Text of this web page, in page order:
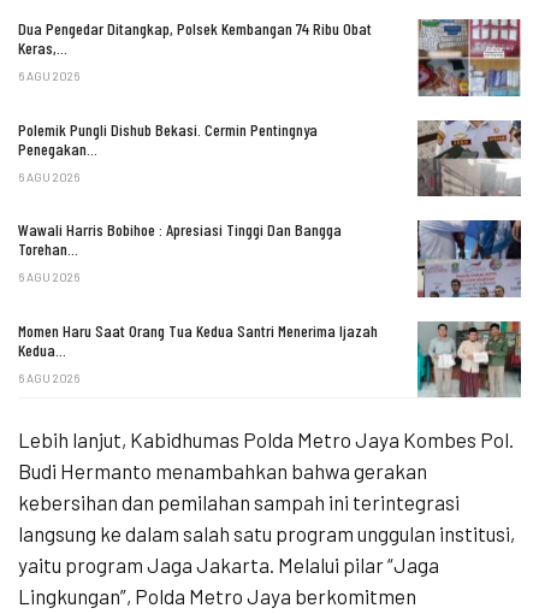
Dua Pengedar Ditangkap, Polsek Kembangan 74 Ribu Obat
Keras,…
6 AGU 2026
Polemik Pungli Dishub Bekasi. Cermin Pentingnya
Penegakan…
6 AGU 2026
Wawali Harris Bobihoe : Apresiasi Tinggi Dan Bangga
Torehan…
6 AGU 2026
Momen Haru Saat Orang Tua Kedua Santri Menerima Ijazah
Kedua…
6 AGU 2026
Lebih lanjut, Kabidhumas Polda Metro Jaya Kombes Pol.
Budi Hermanto menambahkan bahwa gerakan
kebersihan dan pemilahan sampah ini terintegrasi
langsung ke dalam salah satu program unggulan institusi,
yaitu program Jaga Jakarta. Melalui pilar “Jaga
Lingkungan”, Polda Metro Jaya berkomitmen